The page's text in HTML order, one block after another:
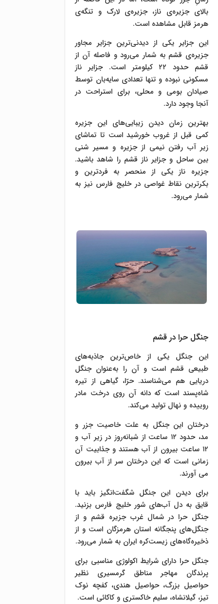
بالای جزیره‌ی ناز، جزیره‌ی لارک و تنگه‌ی
هرمز قابل مشاهده است.
این جزایر یکی از دیدنی‌ترین جزایر مجاور
جزیره‌ی قشم به شمار می‌رود و فاصله آن از
قشم حدود ۲۲ کیلومتر است. جزایر ناز
مسکونی نبوده و تنها تعدادی سایه‌بان توسط
صیادان بومی و محلی، برای استراحت در
آنجا وجود دارد.
بهترین زمان دیدن زیبایی‌های این جزیره
کمی قبل از غروب خورشید است تا تماشای
زیر آب رفتن نیمی از جزیره و مسیر شنی
بین ساحل و جزایر ناز قشم را شاهد باشید.
جزیره ناز یکی از منحصر به فردترین و
بکرترین نقاط غواصی در خلیج فارس نیز به
شمار می‌رود.
جنگل حرا در قشم
این جنگل یکی از خاص‌ترین جاذبه‌های
طبیعی قشم است و آن را به‌عنوان جنگل
دریایی هم می‌شناسند. حرّا، گیاهی از تیره
شاه‌پسند است که دانه آن روی درخت مادر
روییده و نهال تولید می‌کند.
درختان این جنگل به علت خاصیت جزر و
مد، حدود ۱۲ ساعت از شبانه‌روز در زیر آب و
۱۲ ساعت بیرون از آب هستند و جذابیت‌ آن
زمانی است که این درختان سر از آب بیرون
می آورند.
برای دیدن این جنگل شگفت‌انگیز باید با
قایق به دل آب‌های شور خلیج فارس بزنید.
جنگل حرا در شمال غرب جزیره قشم و از
جنگل‌های پنجگانه استان هرمزگان است و از
ذخیره‌گاه‌های زیست‌کره ایران به شمار می‌رود.
جنگل حرا دارای شرایط اکولوژی مناسبی برای
پرندگان مهاجر مناطق گرمسیری نظیر
حواصیل بزرگ، حواصیل هندی، کفچه نوک
تیز، گیلانشاه، سلیم خاکستری و کاکائی است.